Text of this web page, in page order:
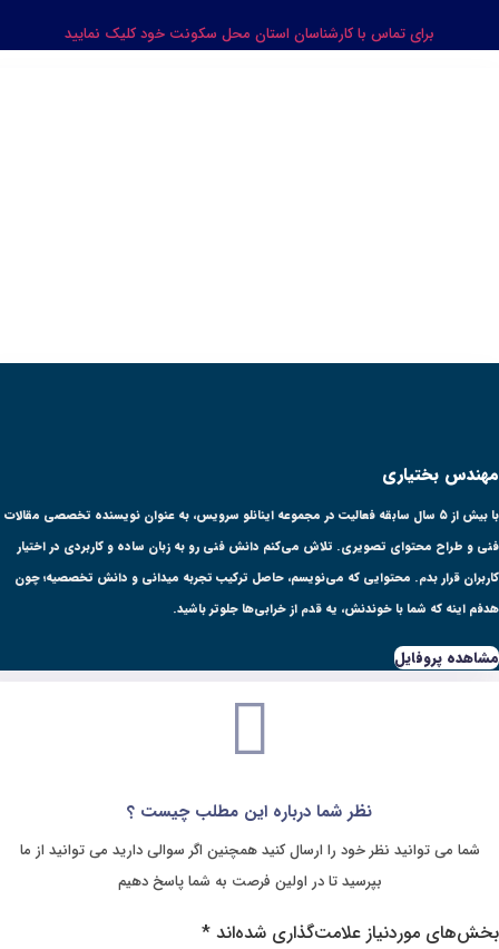
استان محل سکونت خود کلیک نمایید
در مجموعه اینانلو سرویس، به عنوان نویسنده تخصصی مقالات
می‌کنم دانش فنی رو به زبان ساده و کاربردی در اختیار
حاصل ترکیب تجربه میدانی و دانش تخصصیه؛ چون
از خرابی‌ها جلوتر باشید.
درباره این مطلب چیست ؟
کنید همچنین اگر سوالی دارید می توانید از ما
در اولین فرصت به شما پاسخ دهیم
شده‌اند*